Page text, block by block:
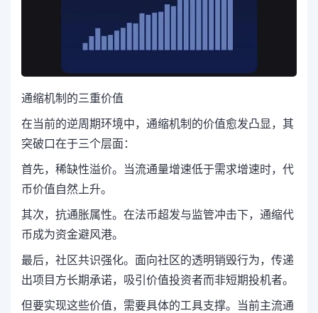
通缩机制的三重价值
在当前的逆周期环境中，通缩机制的价值愈发凸显，其
突破口在于三个层面：
首先，稀缺性溢价。当流通量增速低于需求增速时，代
币价值自然上升。
其次，抗通胀属性。在法币超发与监管冲击下，通缩代
币成为资金避风港。
最后，社区共识强化。面向社区的透明销毁行为，传递
出项目方长期承诺，吸引价值投资者而非短期投机者。
但要实现这些价值，需要具体的工具支撑。当前主流通